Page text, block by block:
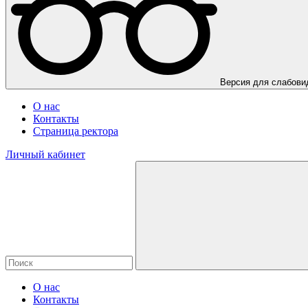
Версия для
О нас
Контакты
Страница ректора
Личный кабинет
О нас
Контакты